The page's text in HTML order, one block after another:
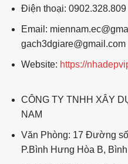
Điện thoại: 0902.328.809
Email:
gach3dgiare@gmail.com
Website: https://
CÔNG TY TNHH XÂY
NAM
Văn Phòng: 17 Đường
P.Bình Hưng Hòa B,